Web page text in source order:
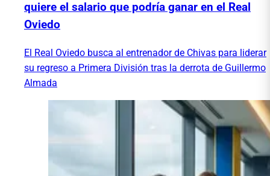
quiere el salario que podría ganar en el Real
Oviedo
El Real Oviedo busca al entrenador de Chivas para liderar
su regreso a Primera División tras la derrota de Guillermo
Almada